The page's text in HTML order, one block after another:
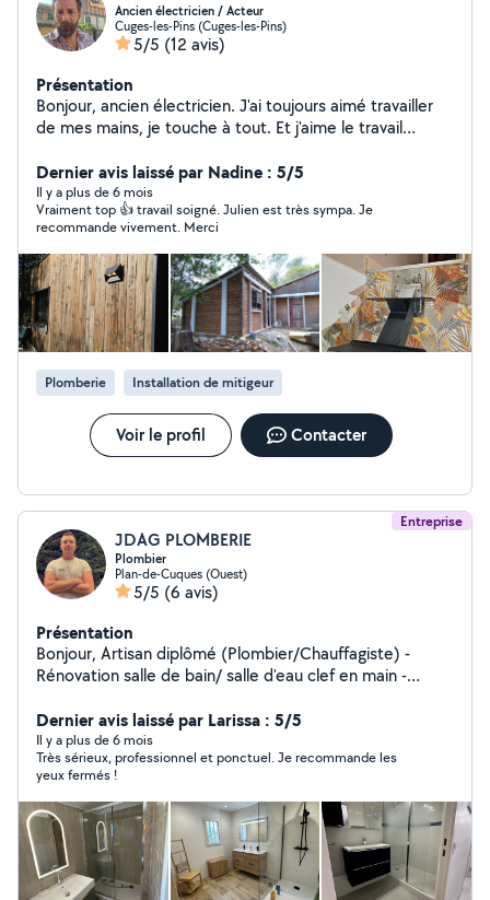
Ancien électricien / Acteur
Cuges-les-Pins (Cuges-les-Pins)
5/5 (12 avis)
Présentation
Bonjour, ancien électricien. J'ai toujours aimé travailler
de mes mains, je touche à tout. Et j'aime le travail
Dernier avis laissé par Nadine : 5/5
Il y a plus de 6 mois
Vraiment top 👍 travail soigné. Julien est très sympa. Je
recommande vivement. Merci
Plomberie Installation de mitigeur
Voir le profil Contacter
Entreprise
JDAG PLOMBERIE
Plombier
Plan-de-Cuques (Ouest)
5/5 (6 avis)
Présentation
Bonjour, Artisan diplômé (Plombier/Chauffagiste) -
Rénovation salle de bain/ salle d'eau clef en main -
ou création chauffage général -Pose de climatisation
Dépannage, intervention rapide. Avec de nombreuses
années d'expérience j'effectue du travail de qualité..
Avec 17 ans d'expérience dans le métier je m'engage à
vous réaliser du travail de qualité.
Dernier avis laissé par Larissa : 5/5
Il y a plus de 6 mois
Très sérieux, professionnel et ponctuel. Je recommande les
yeux fermés !